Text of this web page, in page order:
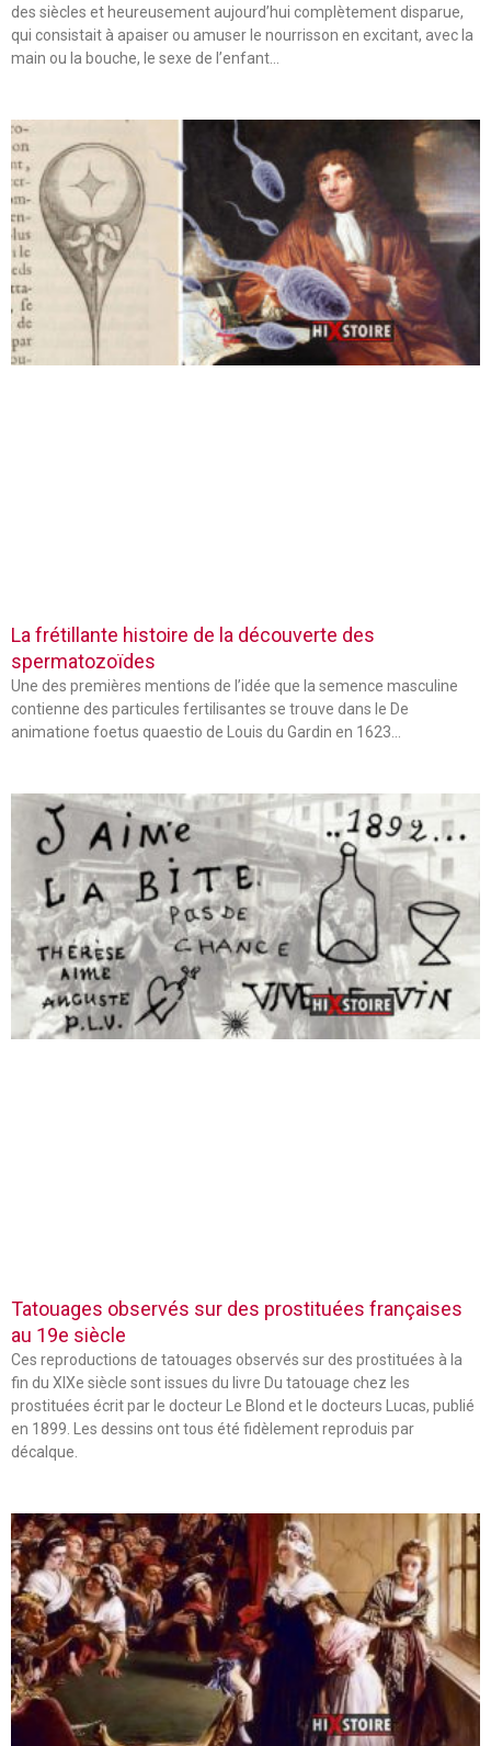
des siècles et heureusement aujourd’hui complètement disparue,
qui consistait à apaiser ou amuser le nourrisson en excitant, avec la
main ou la bouche, le sexe de l’enfant…
La frétillante histoire de la découverte des
spermatozoïdes
Une des premières mentions de l’idée que la semence masculine
contienne des particules fertilisantes se trouve dans le De
animatione foetus quaestio de Louis du Gardin en 1623…
Tatouages observés sur des prostituées françaises
au 19e siècle
Ces reproductions de tatouages observés sur des prostituées à la
fin du XIXe siècle sont issues du livre Du tatouage chez les
prostituées écrit par le docteur Le Blond et le docteurs Lucas, publié
en 1899. Les dessins ont tous été fidèlement reproduis par
décalque.